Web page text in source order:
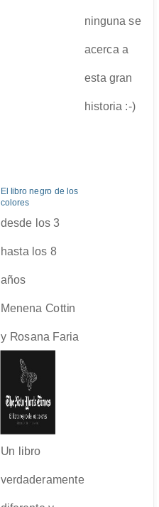
ninguna se
acerca a
esta gran
historia :-)
El libro negro de los
colores
desde los 3
hasta los 8
años
Menena Cottin
y Rosana Faria
Un libro
verdaderamente